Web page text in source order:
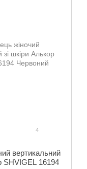
4
вертикальний
SHVIGEL 16194